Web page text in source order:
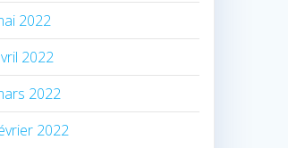
2022
2022
2022
2022